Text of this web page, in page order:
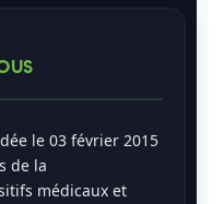
le 03 février 2015
de la
médicaux et